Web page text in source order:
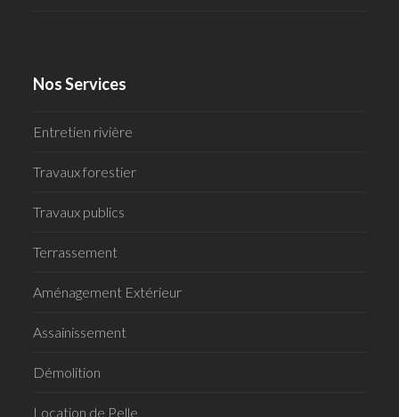
Nos Services
Entretien rivière
Travaux forestier
Travaux publics
Terrassement
Aménagement Extérieur
Assainissement
Démolition
Location de Pelle